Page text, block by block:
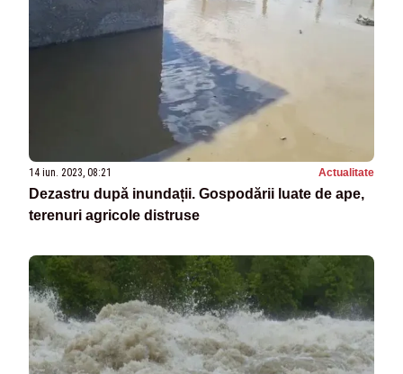
14 iun. 2023, 08:21 Actualitate
Dezastru după inundații. Gospodării luate de ape,
terenuri agricole distruse